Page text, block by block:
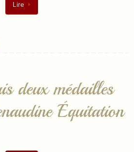
Lire
deux médailles
Équitation